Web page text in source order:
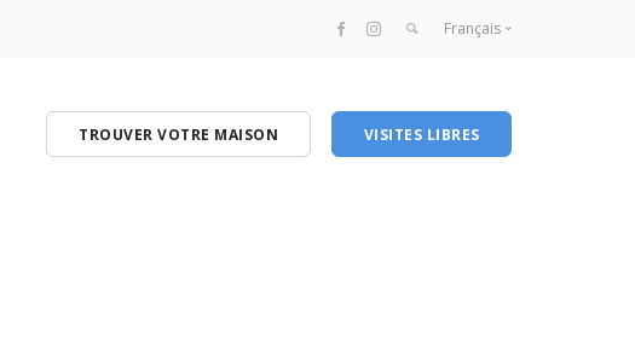
Français
English
TROUVER VOTRE MAISON VISITES LIBRES